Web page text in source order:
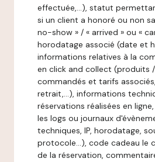
effectuée,…), statut
si un client a honoré ou non
no-show » / « arrived » ou «
horodatage associé (date et
informations relatives à la
en click and collect (produits
commandés et tarifs
retrait,…), informations
réservations réalisées en
les logs ou journaux
techniques, IP, horodatage,
protocole…), code cadeau le
de la réservation,